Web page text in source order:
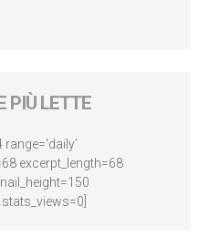
PIÙ LETTE
range='daily'
excerpt_length=68